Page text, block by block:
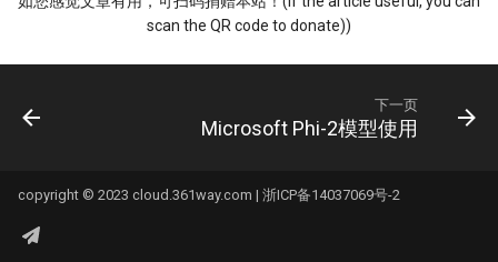
scan the QR code to donate))
下一页
Microsoft Phi-2模型使用
copyright © 2023 cloud.361way.com | 浙ICP备14037069号-2